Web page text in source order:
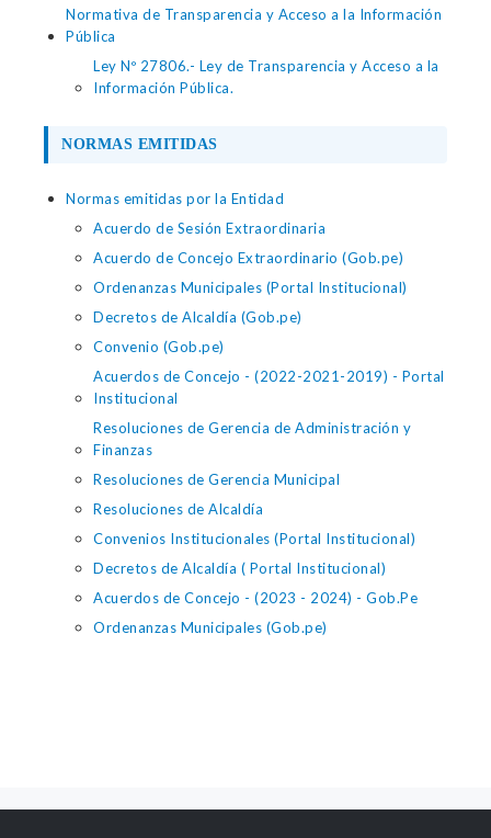
Normativa de Transparencia y Acceso a la Información
Pública
Ley Nº 27806.- Ley de Transparencia y Acceso a la
Información Pública.
NORMAS EMITIDAS
Normas emitidas por la Entidad
Acuerdo de Sesión Extraordinaria
Acuerdo de Concejo Extraordinario (Gob.pe)
Ordenanzas Municipales (Portal Institucional)
Decretos de Alcaldía (Gob.pe)
Convenio (Gob.pe)
Acuerdos de Concejo - (2022-2021-2019) - Portal
Institucional
Resoluciones de Gerencia de Administración y
Finanzas
Resoluciones de Gerencia Municipal
Resoluciones de Alcaldía
Convenios Institucionales (Portal Institucional)
Decretos de Alcaldía ( Portal Institucional)
Acuerdos de Concejo - (2023 - 2024) - Gob.Pe
Ordenanzas Municipales (Gob.pe)